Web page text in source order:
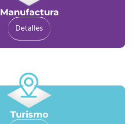
Manufactura
Detalles
Turismo